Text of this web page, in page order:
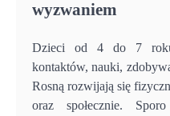
wyzwaniem
Dzieci od 4 do 7
kontaktów, nauki,
Rosną rozwijają się
oraz społecznie.